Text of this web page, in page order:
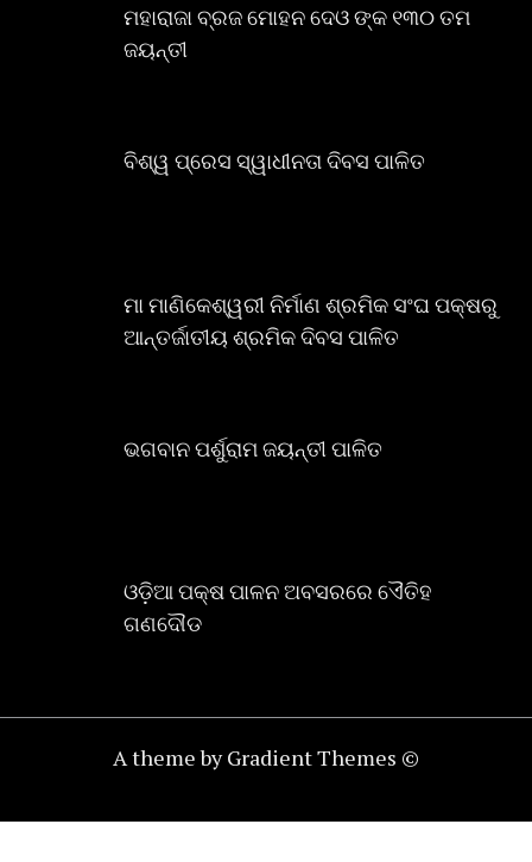
ମହାରାଜା ବ୍ରଜ ମୋହନ ଦେଓ ଙ୍କ ୧୩୦ ତମ
ଜୟନ୍ତୀ
ବିଶ୍ୱ ପ୍ରେସ ସ୍ୱାଧୀନତା ଦିବସ ପାଳିତ
ମା ମାଣିକେଶ୍ୱରୀ ନିର୍ମାଣ ଶ୍ରମିକ ସଂଘ ପକ୍ଷରୁ
ଆନ୍ତର୍ଜାତୀୟ ଶ୍ରମିକ ଦିବସ ପାଳିତ
ଭଗବାନ ପର୍ଶୁରାମ ଜୟନ୍ତୀ ପାଳିତ
ଓଡ଼ିଆ ପକ୍ଷ ପାଳନ ଅବସରରେ ଏୈତିହ
ଗଣଦୌଡ
A theme by Gradient Themes ©